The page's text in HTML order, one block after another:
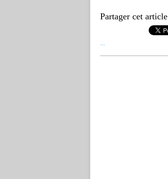
Partager cet article